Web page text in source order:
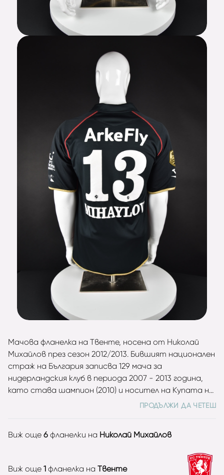
Мачова фланелка на Твенте, носена от Николай
Михайлов през сезон 2012/2013. Бившият национален
страж на България записва 129 мача за
нидерландския клуб в периода 2007 - 2013 година,
като става шампион (2010) и носител на Купата на
Нидерландия (2011). Вратарят дебютира за мъжкия
къп" в Япония. Има 46 двубоя за "лъвовете". Избран е
е печелил още титлата и купата на България с
ПРОДЪЛЖИ ДА ЧЕТЕШ
Виж още 6 фланелки на Николай Михайлов
Виж още 1 фланелка на Твенте